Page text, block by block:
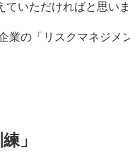
いただければと思いま
業の「リスクマネジメ
」